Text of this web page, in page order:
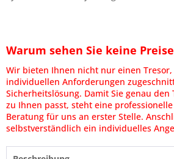
Warum sehen Sie keine
Wir bieten Ihnen nicht nur einen
individuellen Anforderungen
Sicherheitslösung. Damit Sie genau
zu Ihnen passt, steht eine
Beratung für uns an erster Stelle.
selbstverständlich ein individuelles